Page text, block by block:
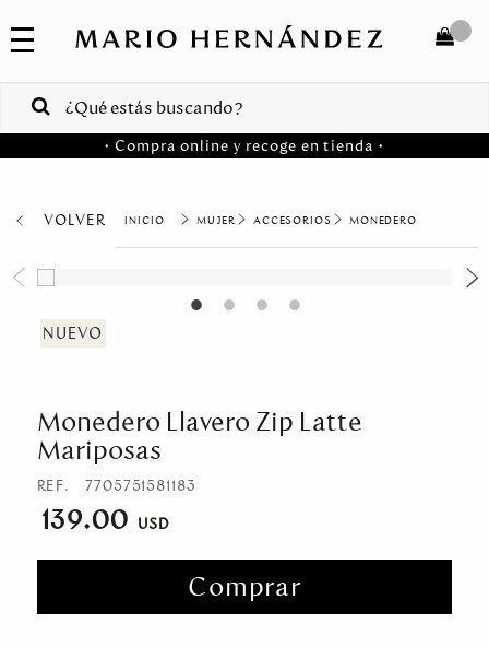
COLECCIONES
VENTAS
CORPORATIVAS
Venezuela
COMPRAR
• Compra online y recoge en tienda •
VOLVER MUJER ACCESORIOS MONEDERO
Monedero Llavero Zip Latte
Mariposas
REF. 7705751581183
139.00
Comprar